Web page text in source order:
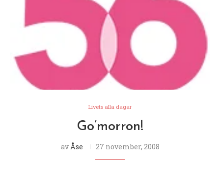
Livets alla dagar
Go’morron!
av Åse 27 november, 2008